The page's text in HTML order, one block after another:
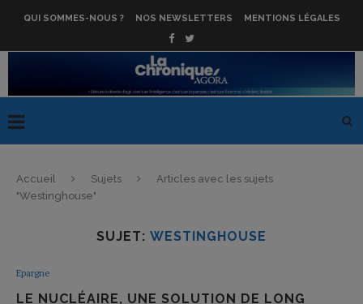
QUI SOMMES-NOUS ? NOS NEWSLETTERS MENTIONS LÉGALES
Accueil Sujets
Articles avec les sujets
"Westinghouse"
SUJET: WESTINGHOUSE
Epargne
LE NUCLÉAIRE, UNE SOLUTION DE LONG